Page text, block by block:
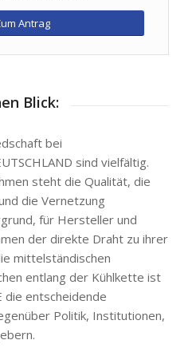
Antrag
Blick:
bei
sind vielfältig.
steht die Qualität, die
die Vernetzung
für Hersteller und
der direkte Draht zu ihrer
mittelständischen
entlang der Kühlkette ist
die entscheidende
Politik, Institutionen,